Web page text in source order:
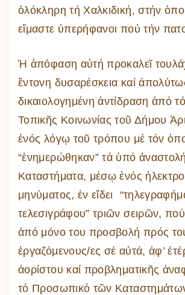
ὁλόκληρη τή Χαλκιδική, στήν
εἴμαστε ὑπερήφανοι πού τήν
Ἡ ἀπόφαση αὐτή προκαλεῖ
ἔντονη δυσαρέσκεια καί
δικαιολογημένη ἀντίδραση ἀπό
Τοπικῆς Κοινωνίας τοῦ Δήμου
ἑνός λόγῳ τοῦ τρόπου μέ τόν
“ἐνημερώθηκαν” τά ὑπό
Καταστήματα, μέσῳ ἑνός
μηνύματος, ἐν εἴδει
τελεσιγράφου” τριῶν σειρῶν,
ἀπό μόνο του προσβολή πρός
ἐργαζόμενους/ες σέ αὐτά, ἀφ’
ἀορίστου καί προβληματικῆς
τό Προσωπικό τῶν